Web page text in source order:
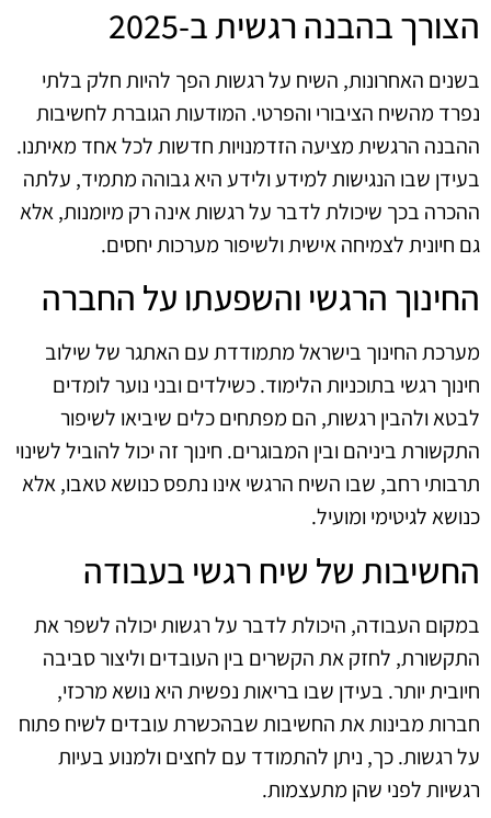
הצורך בהבנה רגשית ב‑2025
בשנים האחרונות, השיח על רגשות הפך להיות חלק בלתי
נפרד מהשיח הציבורי והפרטי. המודעות הגוברת לחשיבות
ההבנה הרגשית מציעה הזדמנויות חדשות לכל אחד מאיתנו.
בעידן שבו הנגישות למידע ולידע היא גבוהה מתמיד, עלתה
ההכרה בכך שיכולת לדבר על רגשות אינה רק מיומנות, אלא
גם חיונית לצמיחה אישית ולשיפור מערכות יחסים.
החינוך הרגשי והשפעתו על החברה
מערכת החינוך בישראל מתמודדת עם האתגר של שילוב
חינוך רגשי בתוכניות הלימוד. כשילדים ובני נוער לומדים
לבטא ולהבין רגשות, הם מפתחים כלים שיביאו לשיפור
התקשורת ביניהם ובין המבוגרים. חינוך זה יכול להוביל לשינוי
תרבותי רחב, שבו השיח הרגשי אינו נתפס כנושא טאבו, אלא
כנושא לגיטימי ומועיל.
החשיבות של שיח רגשי בעבודה
במקום העבודה, היכולת לדבר על רגשות יכולה לשפר את
התקשורת, לחזק את הקשרים בין העובדים וליצור סביבה
חיובית יותר. בעידן שבו בריאות נפשית היא נושא מרכזי,
חברות מבינות את החשיבות שבהכשרת עובדים לשיח פתוח
על רגשות. כך, ניתן להתמודד עם לחצים ולמנוע בעיות
רגשיות לפני שהן מתעצמות.